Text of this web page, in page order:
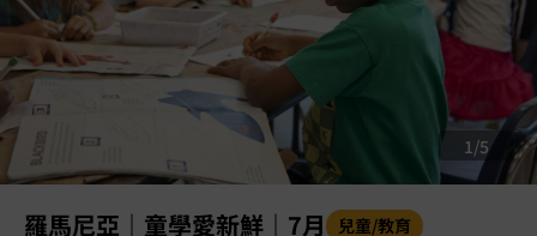
羅馬尼亞｜童學愛新鮮｜7月 兒童/教育
1 /5